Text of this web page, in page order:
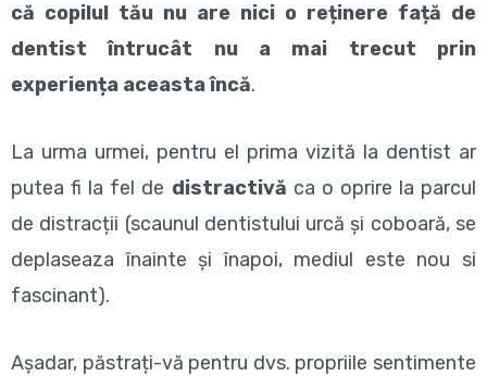
că copilul tău nu are nici o reținere față de
dentist întrucât nu a mai trecut prin
experiența aceasta încă.
La urma urmei, pentru el prima vizită la dentist ar
putea fi la fel de distractivă ca o oprire la parcul
de distracții (scaunul dentistului urcă și coboară, se
deplaseaza înainte și înapoi, mediul este nou si
fascinant).
Așadar, păstrați-vă pentru dvs. propriile sentimente